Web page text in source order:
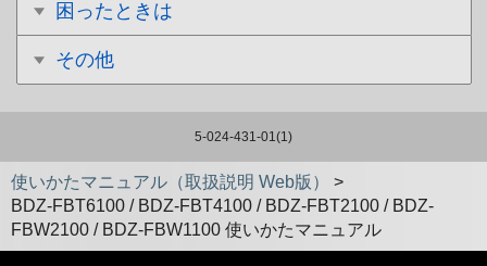
困ったときは
その他
5-024-431-01(1)
使いかたマニュアル（取扱説明 Web版）
>
BDZ-FBT6100 / BDZ-FBT4100 / BDZ-FBT2100 / BDZ-
FBW2100 / BDZ-FBW1100 使いかたマニュアル